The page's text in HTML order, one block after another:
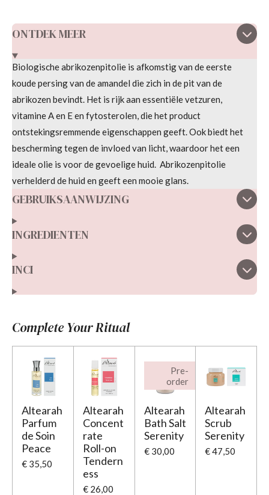
n
:
0
s
t
e
r
r
e
n
e
r
e
r
e
n
e
r
e
n
e
r
e
n
e
r
e
n
ONTDEK MEER
Biologische abrikozenpitolie is afkomstig van de eerste
koude persing van de amandel die zich in de pit van de
abrikozen bevindt. Het is rijk aan essentiële vetzuren,
vitamine A en E en fytosterolen, die het product
ontstekingsremmende eigenschappen geeft. Ook biedt het
bescherming tegen de invloed van licht, waardoor het een
ideale olie is voor de gevoelige huid. Abrikozenpitolie
verhelderd de huid en geeft een mooie glans.
GEBRUIKSAANWIJZING
INGREDIENTEN
INCI
Complete Your Ritual
Altearah
Parfum
de Soin
Peace
€ 35,50
Altearah
Concent
rate
Roll-on
Tendern
ess
€ 26,00
Pre-
order
Altearah
Bath Salt
Serenity
€ 30,00
Altearah
Scrub
Serenity
€ 47,50